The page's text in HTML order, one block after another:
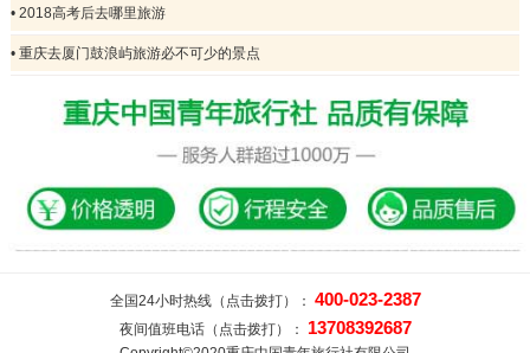
• 2018高考后去哪里旅游
• 重庆去厦门鼓浪屿旅游必不可少的景点
全国24小时热线（点击拨打）： 400-023-2387
夜间值班电话（点击拨打）： 13708392687